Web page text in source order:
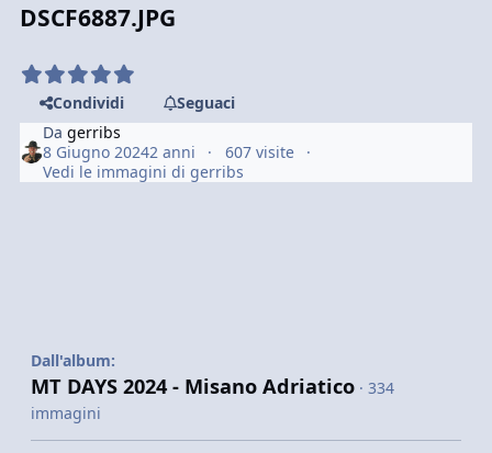
DSCF6887.JPG
Condividi
Seguaci
Dagerribs
8 Giugno 20242 anni
607 visite
Vedi le immagini di gerribs
Dall'album:
MT DAYS 2024 - Misano Adriatico · 334
immagini